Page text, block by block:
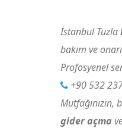
İstanbul Tuzla
bakım ve
Profosyenel
+90 532
gider açma